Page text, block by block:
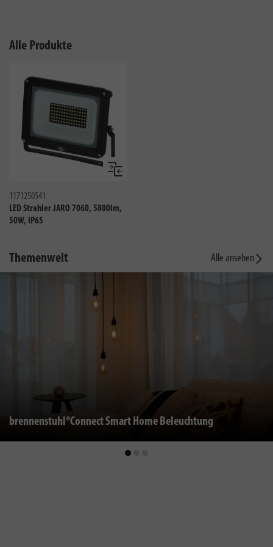
Alle Produkte
Vergleichen
1171250541
LED Strahler JARO 7060, 5800lm,
50W, IP65
Themenwelt Alle ansehen
brennenstuhl®Connect Smart Home Beleuchtung